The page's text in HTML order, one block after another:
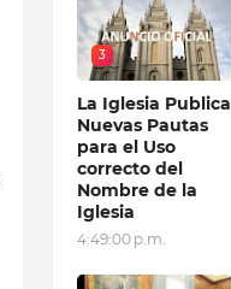
3
La Iglesia Publica
Nuevas Pautas
para el Uso
correcto del
Nombre de la
Iglesia
4:49:00 p.m.